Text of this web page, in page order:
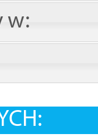
w: